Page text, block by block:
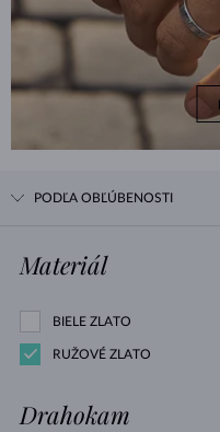
PODĽA OBĽÚBENOSTI
Materiál
BIELE ZLATO
RUŽOVÉ ZLATO
Drahokam